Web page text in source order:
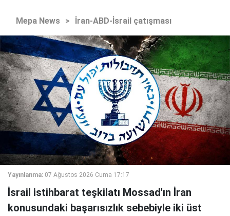
Mepa News > İran-ABD-İsrail çatışması
Yayınlanma: 07 Ağustos 2026 Cuma 17:17
İsrail istihbarat teşkilatı Mossad'ın İran
konusundaki başarısızlık sebebiyle iki üst